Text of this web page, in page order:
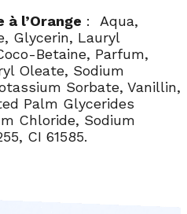
à l’Orange : Aqua,
Glycerin, Lauryl
Betaine, Parfum,
Oleate, Sodium
Sorbate, Vanillin,
Palm Glycerides
Chloride, Sodium
CI 61585.